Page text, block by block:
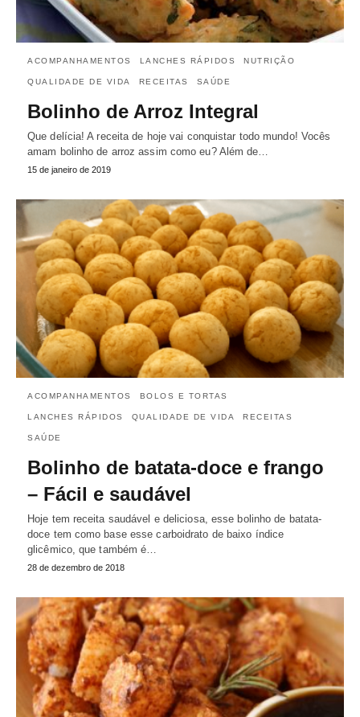
ACOMPANHAMENTOS LANCHES RÁPIDOS NUTRIÇÃO
QUALIDADE DE VIDA RECEITAS SAÚDE
Bolinho de Arroz Integral
Que delícia! A receita de hoje vai conquistar todo mundo! Vocês
amam bolinho de arroz assim como eu? Além de…
15 de janeiro de 2019
ACOMPANHAMENTOS BOLOS E TORTAS
LANCHES RÁPIDOS QUALIDADE DE VIDA RECEITAS
SAÚDE
Bolinho de batata-doce e frango
– Fácil e saudável
Hoje tem receita saudável e deliciosa, esse bolinho de batata-
doce tem como base esse carboidrato de baixo índice
glicêmico, que também é…
28 de dezembro de 2018